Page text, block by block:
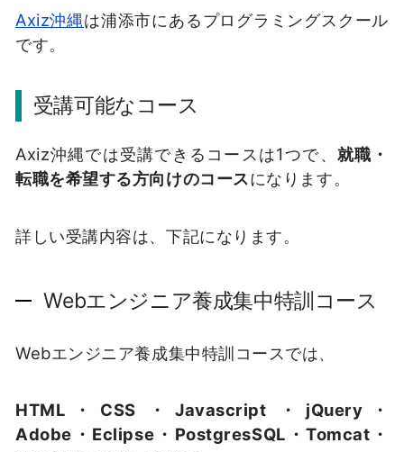
Axiz沖縄は浦添市にあるプログラミングスクール
です。
受講可能なコース
Axiz沖縄では受講できるコースは1つで、 就職・
転職を希望する方向けのコースになります。
詳しい受講内容は、下記になります。
Webエンジニア養成集中特訓コース
Webエンジニア養成集中特訓コースでは、
HTML・CSS ・Javascript ・jQuery・
Adobe・Eclipse・PostgresSQL・Tomcat・